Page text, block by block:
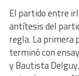
El partido entre
antítesis del
regla. La primera
terminó con
y Bautista